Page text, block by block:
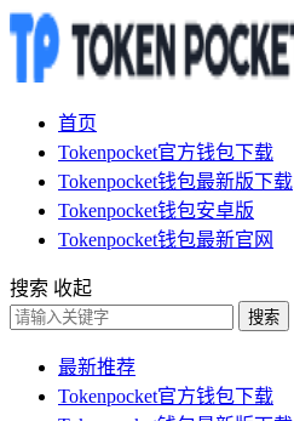
首页
Tokenpocket官方钱包下载
Tokenpocket钱包最新版下载
Tokenpocket钱包安卓版
Tokenpocket钱包最新官网
搜索 收起
搜索
最新推荐
Tokenpocket官方钱包下载